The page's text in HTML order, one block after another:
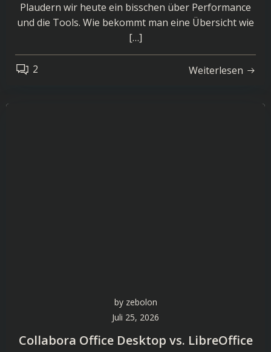
Plaudern wir heute ein bisschen über Performance
und die Tools. Wie bekommt man eine Übersicht wie
[…]
2 Weiterlesen
by zebolon
Juli 25, 2026
Collabora Office Desktop vs. LibreOffice